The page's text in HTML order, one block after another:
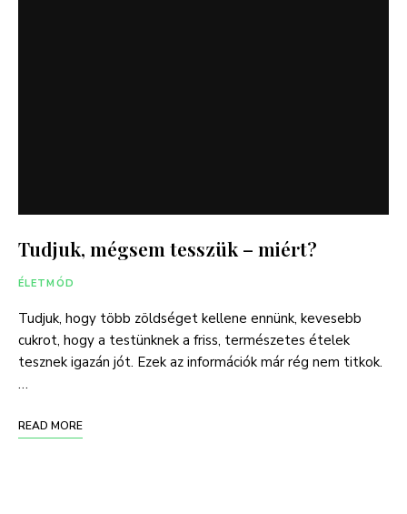
Tudjuk, mégsem tesszük – miért?
ÉLETMÓD
Tudjuk, hogy több zöldséget kellene ennünk, kevesebb
cukrot, hogy a testünknek a friss, természetes ételek
tesznek igazán jót. Ezek az információk már rég nem titkok.
…
READ MORE